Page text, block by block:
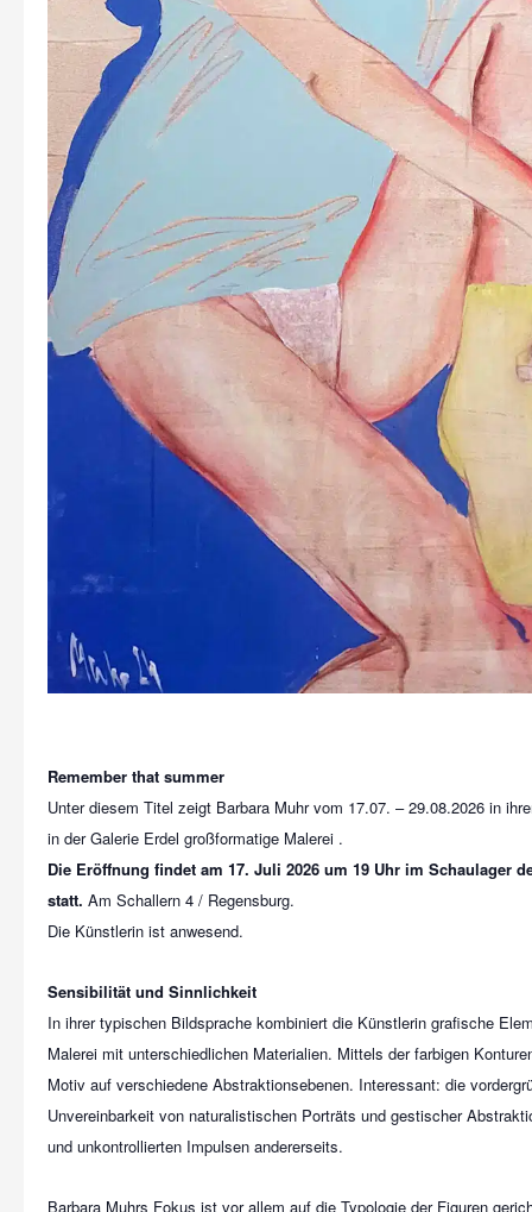
Remember that summer
Unter diesem Titel zeigt Barbara Muhr vom 17.07. – 29.08.2026 in
Die Eröffnung findet am 17. Juli 2026 um 19 Uhr im Schaulager
statt. Am Schallern 4 / Regensburg.
Die Künstlerin ist anwesend.
Sensibilität und Sinnlichkeit
In ihrer typischen Bildsprache kombiniert die Künstlerin grafische
Malerei mit unterschiedlichen Materialien. Mittels der farbigen
Motiv auf verschiedene Abstraktionsebenen. Interessant: die
Unvereinbarkeit von naturalistischen Porträts und gestischer
und unkontrollierten Impulsen andererseits.
Barbara Muhrs Fokus ist vor allem auf die Typologie der Figuren